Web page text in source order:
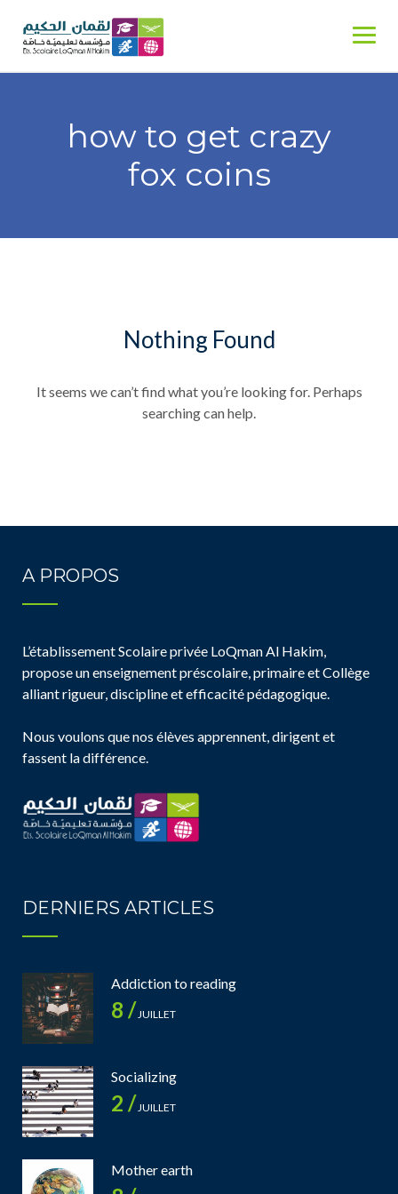
content
how to get crazy
fox coins
Nothing Found
It seems we can’t find what you’re looking for. Perhaps
searching can help.
A PROPOS
L’établissement Scolaire privée LoQman Al Hakim,
propose un enseignement préscolaire, primaire et Collège
alliant rigueur, discipline et efficacité pédagogique.
Nous voulons que nos élèves apprennent, dirigent et
fassent la différence.
DERNIERS ARTICLES
Addiction to reading
8 /JUILLET
Socializing
2 /JUILLET
Mother earth